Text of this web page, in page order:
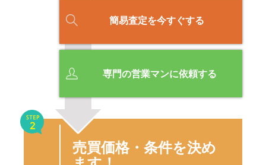
簡易査定を今すぐする
専門の営業マンに依頼する
売買価格・条件を決め